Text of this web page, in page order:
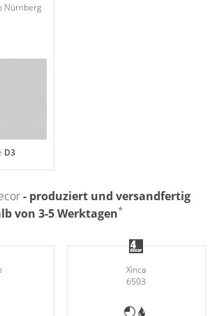
Nürnberg
D3
- produziert und versandfertig
von 3-5 Werktagen*
Xinca
6503